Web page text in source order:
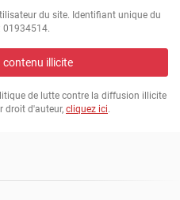
du site. Identifiant unique du
01934514.
contenu illicite
de lutte contre la diffusion illicite
droit d'auteur, cliquez ici.